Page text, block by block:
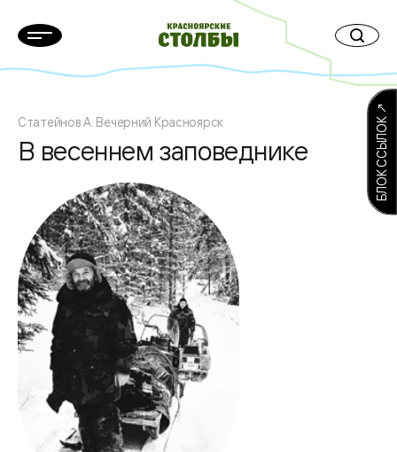
Статейнов А. Вечерний Красноярск
В весеннем заповеднике БЛОК ССЫЛОК ↗